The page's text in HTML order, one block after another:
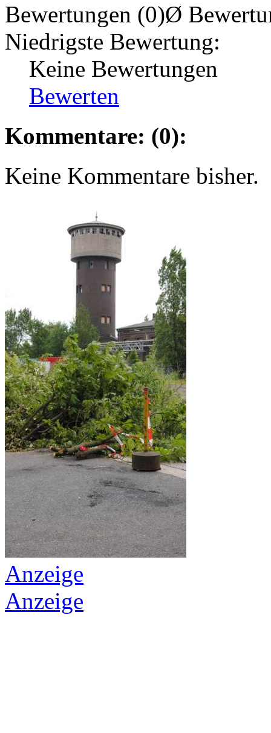
Bewertungen (0)Ø
Niedrigste Bewertung:
Keine Bewertungen
Bewerten
Kommentare: (0):
Keine Kommentare bisher.
Anzeige
Anzeige